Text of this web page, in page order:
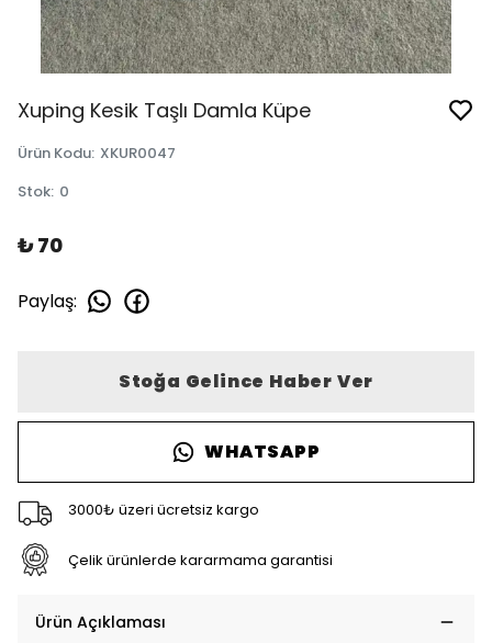
Xuping Kesik Taşlı Damla Küpe
Ürün Kodu: XKUR0047
Stok: 0
₺ 70
Paylaş:
Stoğa Gelince Haber Ver
WHATSAPP
3000₺ üzeri ücretsiz kargo
Çelik ürünlerde kararmama garantisi
Ürün Açıklaması